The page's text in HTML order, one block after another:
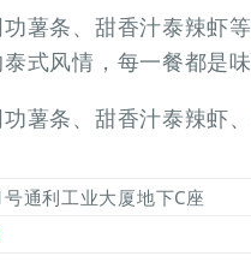
薯条、甜香汁泰辣虾
式风情，每一餐都是味
薯条、甜香汁泰辣虾
通利工业大厦地下C座